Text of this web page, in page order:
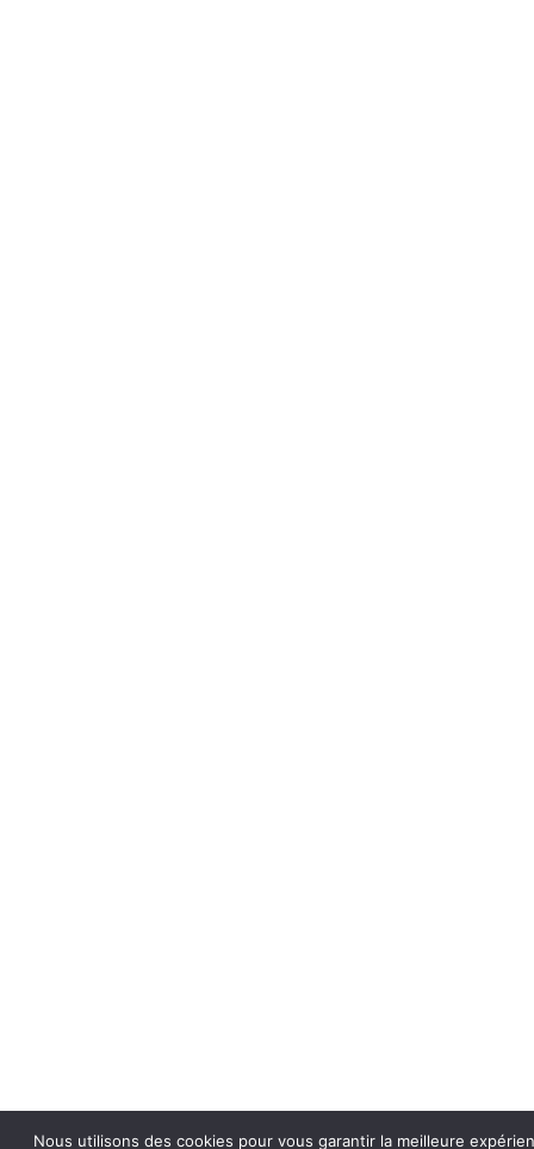
Nous utilisons des cookies pour vous garantir la meilleure